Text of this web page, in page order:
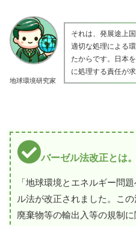
地球環境研究家
それは、発展途上
適切な処理による
たからです。日本
に処理する責任が
バーゼル法改正とは。
「地球環境とエネルギー問
ル法が改正されました。こ
廃棄物等の輸出入等の規制